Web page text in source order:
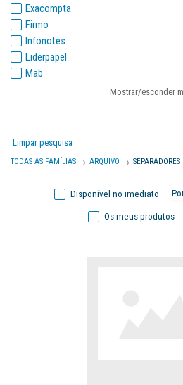
Exacompta
Firmo
Infonotes
Liderpapel
Mab
Petrus
Q-connect
Smartd
Mostrar/esconder
Limpar pesquisa
TODAS AS FAMÍLIAS ARQUIVO SEPARADORES
Disponível no imediato
Os meus produtos